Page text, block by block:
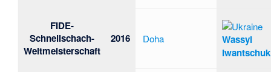
FIDE-
Schnellschach-
Weltmeisterschaft
2016 Doha
Wassyl
Iwantschuk